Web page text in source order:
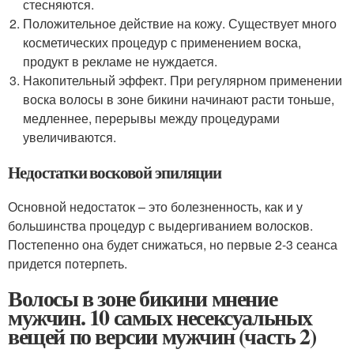
стесняются.
Положительное действие на кожу. Существует много
косметических процедур с применением воска,
продукт в рекламе не нуждается.
Накопительный эффект. При регулярном применении
воска волосы в зоне бикини начинают расти тоньше,
медленнее, перерывы между процедурами
увеличиваются.
Недостатки восковой эпиляции
Основной недостаток – это болезненность, как и у
большинства процедур с выдергиванием волосков.
Постепенно она будет снижаться, но первые 2-3 сеанса
придется потерпеть.
Волосы в зоне бикини мнение
мужчин. 10 самых несексуальных
вещей по версии мужчин (часть 2)